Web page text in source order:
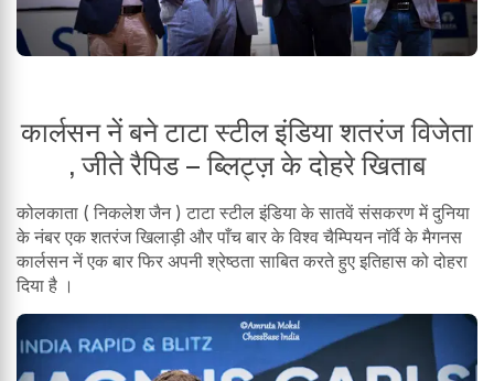
कार्लसन नें बने टाटा स्टील इंडिया शतरंज विजेता
, जीते रैपिड – ब्लिट्ज़ के दोहरे खिताब
कोलकाता ( निकलेश जैन ) टाटा स्टील इंडिया के सातवें संसकरण में दुनिया
के नंबर एक शतरंज खिलाड़ी और पाँच बार के विश्व चैम्पियन नॉर्वे के मैगनस
कार्लसन नें एक बार फिर अपनी श्रेष्ठता साबित करते हुए इतिहास को दोहरा
दिया है ।